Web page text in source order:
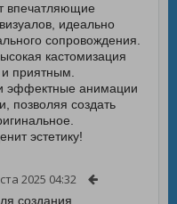
впечатляющие
идеально
сопровождения.
кастомизация
приятным.
эффектные анимации
позволяя создать
эстетику!
2025 04:32
создания